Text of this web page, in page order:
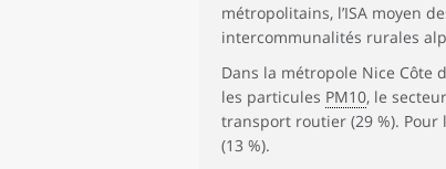
métropolitains, l’ISA moyen
intercommunalités rurales
Dans la métropole Nice Côte
les particules PM10, le
transport routier (29 %). Pour
(13 %).